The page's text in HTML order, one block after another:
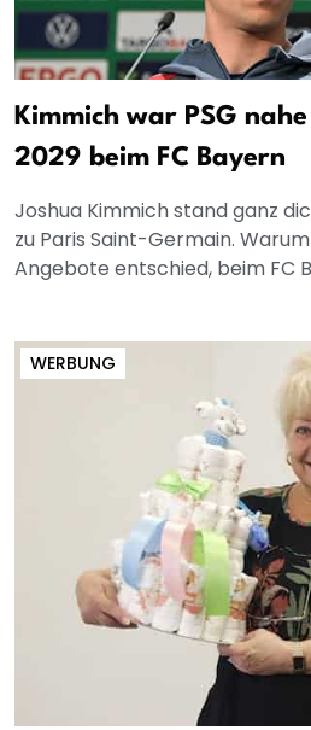
Kimmich war PSG
2029 beim FC Bayern
Joshua Kimmich stand ganz
zu Paris Saint-Germain.
Angebote entschied, beim FC
WERBUNG